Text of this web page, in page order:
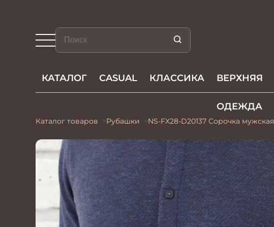
КАТАЛОГ CASUAL КЛАССИКА ВЕРХНЯЯ
ОДЕЖДА
Каталог товаров Рубашки NS-FX28-D20137 Сорочка мужская